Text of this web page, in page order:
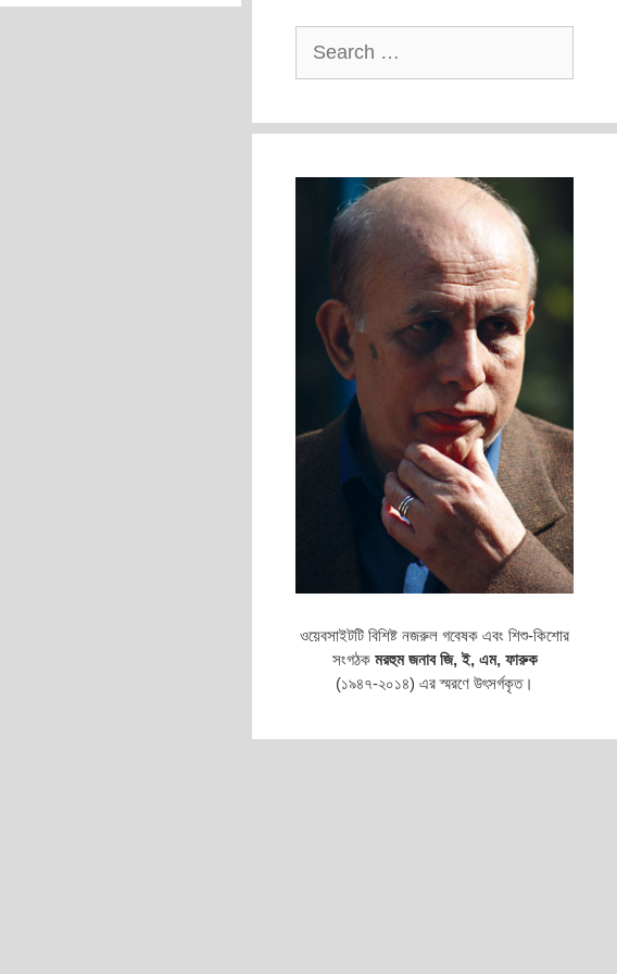
for:
ওয়েবসাইটটি বিশিষ্ট নজরুল গবেষক এবং শিশু-কিশোর
সংগঠকমরহুম জনাব জি, ই, এম, ফারুক
(১৯৪৭-২০১৪) এর স্মরণে উৎসর্গকৃত।